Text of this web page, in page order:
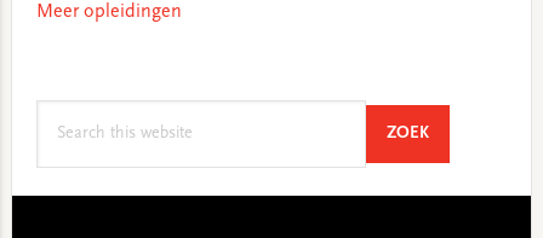
Meer opleidingen
ZOEKSEARCH